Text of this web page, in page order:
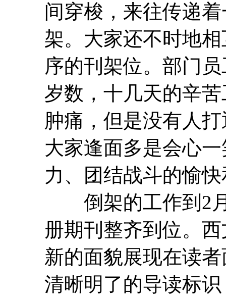
间穿梭，来往传递
架。大家还不时地
序的刊架位。部门
岁数，十几天的辛
肿痛，但是没有人
大家逢面多是会心
力、团结战斗的愉
倒架的工作到2月
册期刊整齐到位。
新的面貌展现在读
清晰明了的导读标